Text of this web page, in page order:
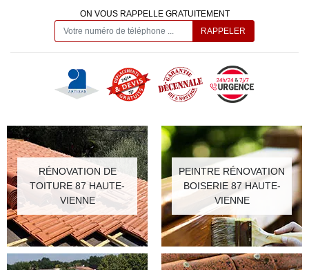
ON VOUS RAPPELLE GRATUITEMENT
RÉNOVATION DE
TOITURE 87 HAUTE-
VIENNE
PEINTRE RÉNOVATION
BOISERIE 87 HAUTE-
VIENNE